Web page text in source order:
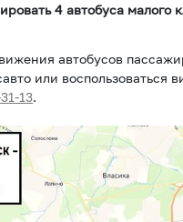
4 автобуса малого
автобусов
или воспользоваться
13.